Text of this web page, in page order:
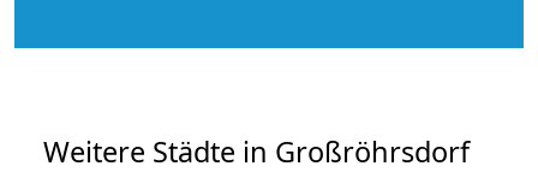
Weitere Städte in Großröhrsdorf